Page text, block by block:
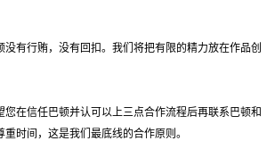
没有行贿，没有回扣。我们将把有限的精力放在作品创
您在信任巴顿并认可以上三点合作流程后再联系巴顿和
时间，这是我们最底线的合作原则。